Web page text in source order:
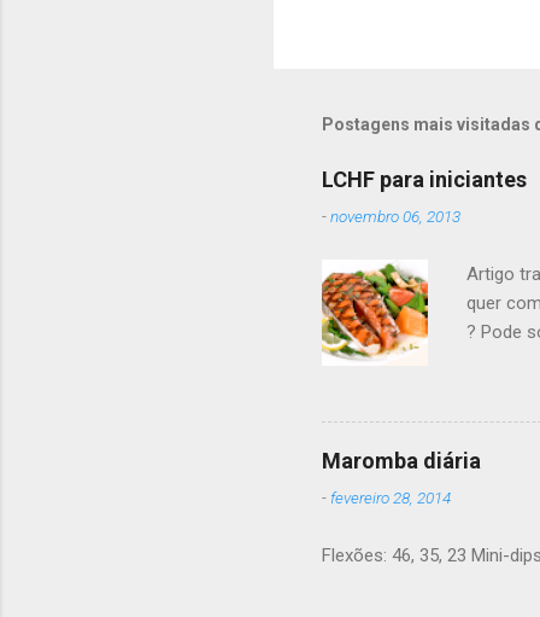
Postagens mais visitadas
LCHF para iniciantes
-novembro 06, 2013
Artigo
quer
? Pode
a
pesar
nem
Maromba diária
- fevereiro 28, 2014
Flexões: 46, 35, 23 Mini-